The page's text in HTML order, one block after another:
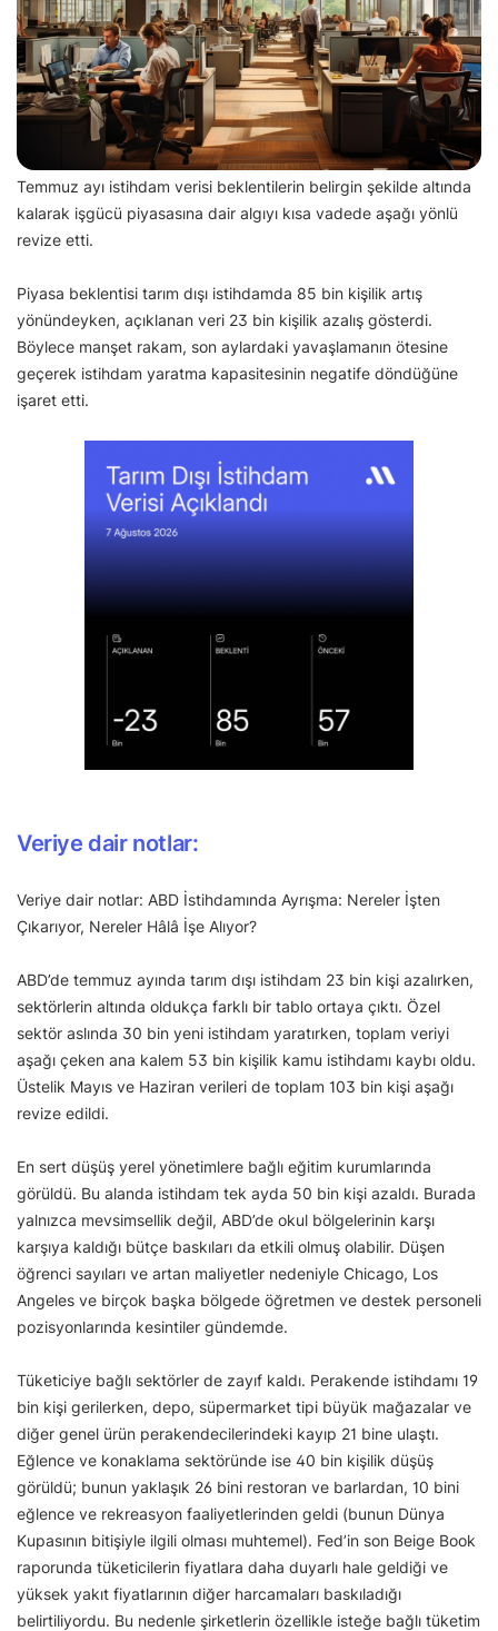
Temmuz ayı istihdam verisi beklentilerin belirgin şekilde altında
kalarak işgücü piyasasına dair algıyı kısa vadede aşağı yönlü
revize etti.
Piyasa beklentisi tarım dışı istihdamda 85 bin kişilik artış
yönündeyken, açıklanan veri 23 bin kişilik azalış gösterdi.
Böylece manşet rakam, son aylardaki yavaşlamanın ötesine
geçerek istihdam yaratma kapasitesinin negatife döndüğüne
işaret etti.
Veriye dair notlar:
Veriye dair notlar: ABD İstihdamında Ayrışma: Nereler İşten
Çıkarıyor, Nereler Hâlâ İşe Alıyor?
ABD’de temmuz ayında tarım dışı istihdam 23 bin kişi azalırken,
sektörlerin altında oldukça farklı bir tablo ortaya çıktı. Özel
sektör aslında 30 bin yeni istihdam yaratırken, toplam veriyi
aşağı çeken ana kalem 53 bin kişilik kamu istihdamı kaybı oldu.
Üstelik Mayıs ve Haziran verileri de toplam 103 bin kişi aşağı
revize edildi.
En sert düşüş yerel yönetimlere bağlı eğitim kurumlarında
görüldü. Bu alanda istihdam tek ayda 50 bin kişi azaldı. Burada
yalnızca mevsimsellik değil, ABD’de okul bölgelerinin karşı
karşıya kaldığı bütçe baskıları da etkili olmuş olabilir. Düşen
öğrenci sayıları ve artan maliyetler nedeniyle Chicago, Los
Angeles ve birçok başka bölgede öğretmen ve destek personeli
pozisyonlarında kesintiler gündemde.
Tüketiciye bağlı sektörler de zayıf kaldı. Perakende istihdamı 19
bin kişi gerilerken, depo, süpermarket tipi büyük mağazalar ve
diğer genel ürün perakendecilerindeki kayıp 21 bine ulaştı.
Eğlence ve konaklama sektöründe ise 40 bin kişilik düşüş
görüldü; bunun yaklaşık 26 bini restoran ve barlardan, 10 bini
eğlence ve rekreasyon faaliyetlerinden geldi (bunun Dünya
Kupasının bitişiyle ilgili olması muhtemel). Fed’in son Beige Book
raporunda tüketicilerin fiyatlara daha duyarlı hale geldiği ve
yüksek yakıt fiyatlarının diğer harcamaları baskıladığı
belirtiliyordu. Bu nedenle şirketlerin özellikle isteğe bağlı tüketim